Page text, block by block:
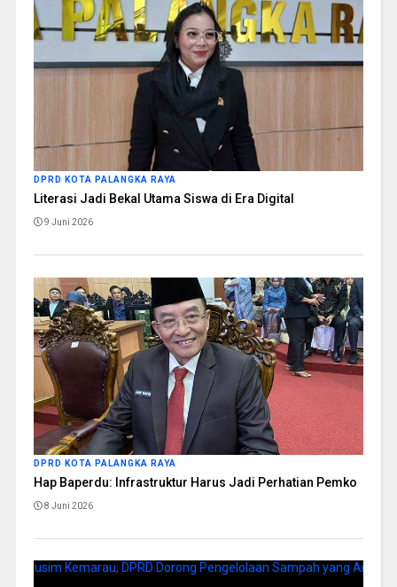
DPRD KOTA PALANGKA RAYA
Literasi Jadi Bekal Utama Siswa di Era Digital
9 Juni 2026
DPRD KOTA PALANGKA RAYA
Hap Baperdu: Infrastruktur Harus Jadi Perhatian Pemko
8 Juni 2026